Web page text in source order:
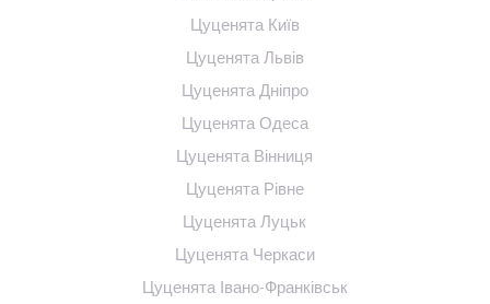
Цуценята Київ
Цуценята Львів
Цуценята Дніпро
Цуценята Одеса
Цуценята Вінниця
Цуценята Рівне
Цуценята Луцьк
Цуценята Черкаси
Цуценята Івано-Франківськ